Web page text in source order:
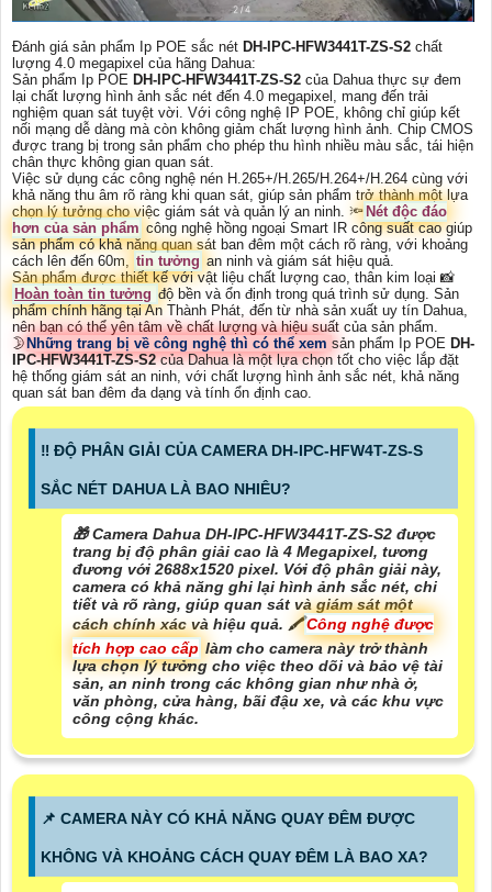
Đánh giá sản phẩm Ip POE sắc nét DH-IPC-HFW3441T-ZS-S2 chất
lượng 4.0 megapixel của hãng Dahua:
Sản phẩm Ip POE DH-IPC-HFW3441T-ZS-S2 của Dahua thực sự đem
lại chất lượng hình ảnh sắc nét đến 4.0 megapixel, mang đến trải
nghiệm quan sát tuyệt vời. Với công nghệ IP POE, không chỉ giúp kết
nối mạng dễ dàng mà còn không giảm chất lượng hình ảnh. Chip CMOS
được trang bị trong sản phẩm cho phép thu hình nhiều màu sắc, tái hiện
chân thực không gian quan sát.
Việc sử dụng các công nghệ nén H.265+/H.265/H.264+/H.264 cùng với
khả năng thu âm rõ ràng khi quan sát, giúp sản phẩm trở thành một lựa
chọn lý tưởng cho việc giám sát và quản lý an ninh. 🔦 Nét độc đáo
hơn của sản phẩm công nghệ hồng ngoại Smart IR công suất cao giúp
sản phẩm có khả năng quan sát ban đêm một cách rõ ràng, với khoảng
cách lên đến 60m, tin tưởng an ninh và giám sát hiệu quả.
Sản phẩm được thiết kế với vật liệu chất lượng cao, thân kim loại 📸
Hoàn toàn tin tưởng độ bền và ổn định trong quá trình sử dụng. Sản
phẩm chính hãng tại An Thành Phát, đến từ nhà sản xuất uy tín Dahua,
nên bạn có thể yên tâm về chất lượng và hiệu suất của sản phẩm.
🌛 Những trang bị về công nghệ thì có thể xem sản phẩm Ip POE DH-
IPC-HFW3441T-ZS-S2của Dahua là một lựa chọn tốt cho việc lắp đặt
hệ thống giám sát an ninh, với chất lượng hình ảnh sắc nét, khả năng
quan sát ban đêm đa dạng và tính ổn định cao.
‼️ ĐỘ PHÂN GIẢI CỦA CAMERA DH-IPC-HFW4T-ZS-S
SẮC NÉT DAHUA LÀ BAO NHIÊU?
🎁 Camera Dahua DH-IPC-HFW3441T-ZS-S2 được
trang bị độ phân giải cao là 4 Megapixel, tương
đương với 2688x1520 pixel. Với độ phân giải này,
camera có khả năng ghi lại hình ảnh sắc nét, chi
tiết và rõ ràng, giúp quan sát và giám sát một
cách chính xác và hiệu quả. 🖍Công nghệ được
tích hợp cao cấp làm cho camera này trở thành
lựa chọn lý tưởng cho việc theo dõi và bảo vệ tài
sản, an ninh trong các không gian như nhà ở,
văn phòng, cửa hàng, bãi đậu xe, và các khu vực
công cộng khác.
📌 CAMERA NÀY CÓ KHẢ NĂNG QUAY ĐÊM ĐƯỢC
KHÔNG VÀ KHOẢNG CÁCH QUAY ĐÊM LÀ BAO XA?